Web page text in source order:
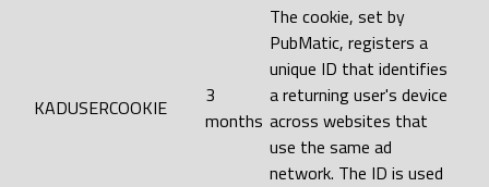
KADUSERCOOKIE
3
months
The cookie, set by
PubMatic, registers a
unique ID that identifies
a returning user's device
across websites that
use the same ad
network. The ID is used